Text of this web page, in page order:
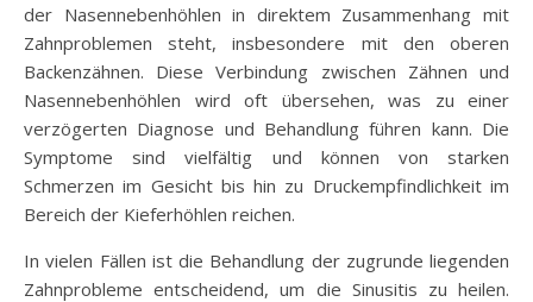
der Nasennebenhöhlen in direktem Zusammenhang mit
Zahnproblemen steht, insbesondere mit den oberen
Backenzähnen. Diese Verbindung zwischen Zähnen und
Nasennebenhöhlen wird oft übersehen, was zu einer
verzögerten Diagnose und Behandlung führen kann. Die
Symptome sind vielfältig und können von starken
Schmerzen im Gesicht bis hin zu Druckempfindlichkeit im
Bereich der Kieferhöhlen reichen.
In vielen Fällen ist die Behandlung der zugrunde liegenden
Zahnprobleme entscheidend, um die Sinusitis zu heilen.